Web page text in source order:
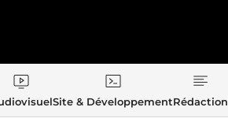
Site & DéveloppementRédaction